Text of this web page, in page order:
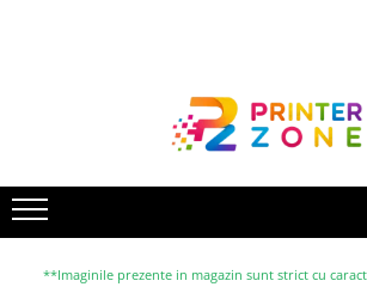
Imprimante cu jet
Multifunctionale laser
Multifunctionale cu jet
**Imaginile prezente in magazin sunt strict cu